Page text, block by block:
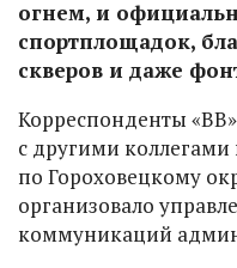
огнем, и
спортплощадок,
скверов и даже
Корреспонденты
с другими коллегами
по Гороховецкому
организовало
коммуникаций